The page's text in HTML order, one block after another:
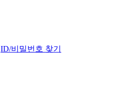
ID/비밀번호 찾기